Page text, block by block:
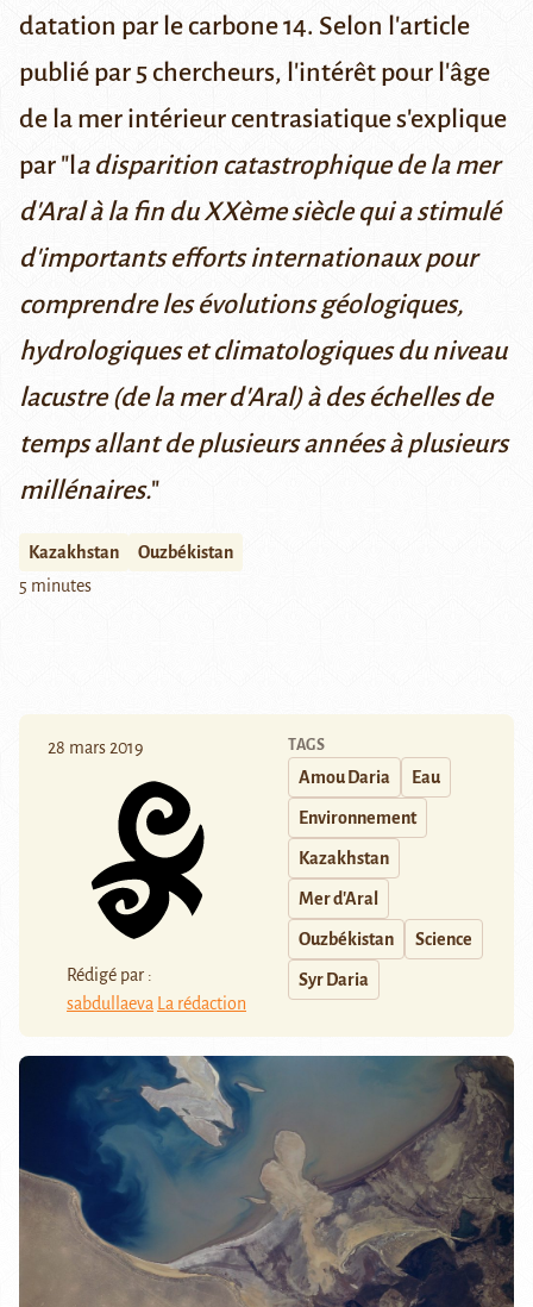
datation par le carbone 14. Selon l'article
publié par 5 chercheurs, l'intérêt pour l'âge
de la mer intérieur centrasiatique s'explique
par "la disparition catastrophique de la mer
d'Aral à la fin du XXème siècle qui a stimulé
d'importants efforts internationaux pour
comprendre les évolutions géologiques,
hydrologiques et climatologiques du niveau
lacustre (de la mer d'Aral) à des échelles de
temps allant de plusieurs années à plusieurs
millénaires."
Kazakhstan
Ouzbékistan
5 minutes
28 mars 2019
Rédigé par :
sabdullaeva
La rédaction
TAGS
Amou Daria Eau
Environnement
Kazakhstan
Mer d'Aral
Ouzbékistan Science
Syr Daria